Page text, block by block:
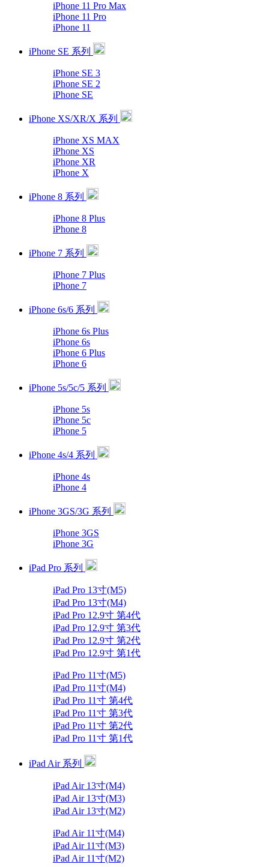
iPhone 11 Pro Max
iPhone 11 Pro
iPhone 11
iPhone SE 系列
iPhone SE 3
iPhone SE 2
iPhone SE
iPhone XS/XR/X 系列
iPhone XS MAX
iPhone XS
iPhone XR
iPhone X
iPhone 8 系列
iPhone 8 Plus
iPhone 8
iPhone 7 系列
iPhone 7 Plus
iPhone 7
iPhone 6s/6 系列
iPhone 6s Plus
iPhone 6s
iPhone 6 Plus
iPhone 6
iPhone 5s/5c/5 系列
iPhone 5s
iPhone 5c
iPhone 5
iPhone 4s/4 系列
iPhone 4s
iPhone 4
iPhone 3GS/3G 系列
iPhone 3GS
iPhone 3G
iPad Pro 系列
iPad Pro 13寸(M5)
iPad Pro 13寸(M4)
iPad Pro 12.9寸 第4代
iPad Pro 12.9寸 第3代
iPad Pro 12.9寸 第2代
iPad Pro 12.9寸 第1代
iPad Pro 11寸(M5)
iPad Pro 11寸(M4)
iPad Pro 11寸 第4代
iPad Pro 11寸 第3代
iPad Pro 11寸 第2代
iPad Pro 11寸 第1代
iPad Air 系列
iPad Air 13寸(M4)
iPad Air 13寸(M3)
iPad Air 13寸(M2)
iPad Air 11寸(M4)
iPad Air 11寸(M3)
iPad Air 11寸(M2)